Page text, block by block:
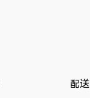
配